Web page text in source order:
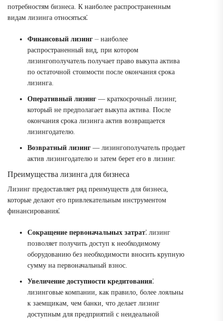
потребностям бизнеса. К наиболее распространенным
видам лизинга относяться⁚
Финансовый лизинг ⏤ наиболее
распространенный вид, при котором
лизингополучатель получает право выкупа актива
по остаточной стоимости после окончания срока
лизинга.
Оперативный лизинг — краткосрочный лизинг,
который не предполагает выкупа актива. После
окончания срока лизинга актив возвращается
лизингодателю.
Возвратный лизинг — лизингополучатель продает
актив лизингодателю и затем берет его в лизинг.
Преимущества лизинга для бизнеса
Лизинг предоставляет ряд преимуществ для бизнеса,
которые делают его привлекательным инструментом
финансирования⁚
Сокращение первоначальных затрат⁚ лизинг
позволяет получить доступ к необходимому
оборудованию без необходимости вносить крупную
сумму на первоначальный взнос.
Увеличение доступности кредитования⁚
лизинговые компании, как правило, более лояльны
к заемщикам, чем банки, что делает лизинг
доступным для предприятий с неидеальной